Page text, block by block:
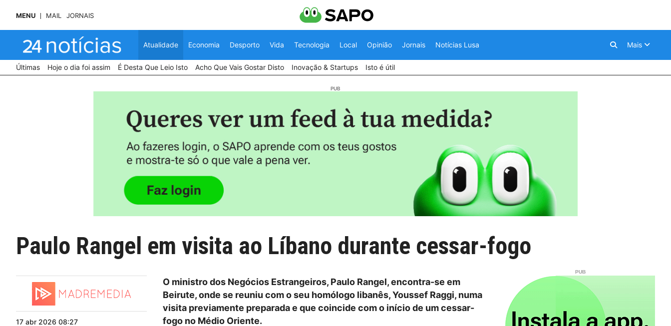
MENU MAIL JORNAIS
Atualidade Economia Desporto Vida Tecnologia Local Opinião Jornais Notícias Lusa Mais
Últimas Hoje o dia foi assim É Desta Que Leio Isto Acho Que Vais Gostar Disto Inovação & Startups Isto é útil
Paulo Rangel em visita ao Líbano durante cessar-fogo
17 abr 2026 08:27
O ministro dos Negócios Estrangeiros, Paulo Rangel, encontra-se em
Beirute, onde se reuniu com o seu homólogo libanês, Youssef Raggi, numa
visita previamente preparada e que coincide com o início de um cessar-
fogo no Médio Oriente.